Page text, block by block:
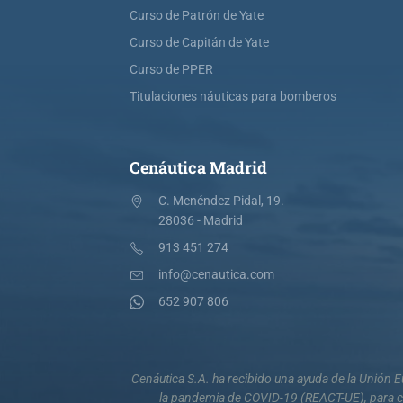
Curso de Patrón de Yate
Curso de Capitán de Yate
Curso de PPER
Titulaciones náuticas para bomberos
Cenáutica Madrid
C. Menéndez Pidal, 19.
28036 - Madrid
913 451 274
info@cenautica.com
652 907 806
Cenáutica S.A. ha recibido una ayuda de la
la pandemia de COVID-19 (REACT-UE),